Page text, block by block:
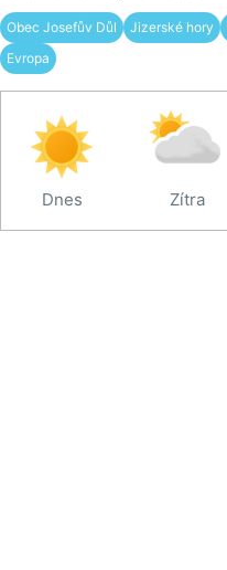
Obec Josefův Důl Jizerské hory
Evropa
Dnes Zítra